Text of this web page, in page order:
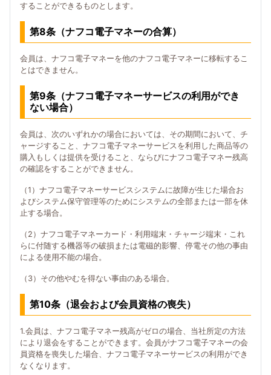
することができるものとします。
第8条（ナフコ電子マネーの合算）
会員は、ナフコ電子マネーを他のナフコ電子マネーに移転するこ
とはできません。
第9条（ナフコ電子マネーサービスの利用ができ
ない場合）
会員は、次のいずれかの場合においては、その期間において、チ
ャージすること、ナフコ電子マネーサービスを利用した商品等の
購入もしくは提供を受けること、ならびにナフコ電子マネー残高
の確認をすることができません。
（1）ナフコ電子マネーサービスシステムに故障が生じた場合お
よびシステム保守管理等のためにシステムの全部または一部を休
止する場合。
（2）ナフコ電子マネーカード・利用端末・チャージ端末・これ
らに付随する機器等の破損または電磁的影響、停電その他の事由
による使用不能の場合。
（3）その他やむを得ない事由のある場合。
第10条（退会および会員資格の喪失）
1.会員は、ナフコ電子マネー残高がゼロの場合、当社所定の方法
により退会をすることができます。会員がナフコ電子マネーの会
員資格を喪失した場合、ナフコ電子マネーサービスの利用ができ
なくなります。